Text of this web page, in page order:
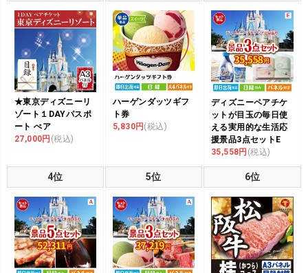
★東京ディズニーリ
ゾート１DAYパスポ
ート ぺア
27,000円 (税込)
ハーゲンダッツギフ
ト券
5,830円 (税込)
ディズニーペアチケ
ットが目玉の毎日使
える実用的な生活応
援景品3点セットE
35,558円 (税込)
4位 5位 6位